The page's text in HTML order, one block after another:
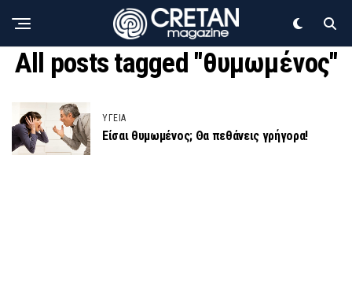
All posts tagged "θυμωμένος"
ΥΓΕΙΑ
Είσαι θυμωμένος; Θα πεθάνεις γρήγορα!